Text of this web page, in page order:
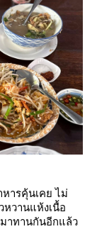
รคุ้นเคย ไม่
หวานแห้งเนื้อ
าทานกันอีกแล้ว